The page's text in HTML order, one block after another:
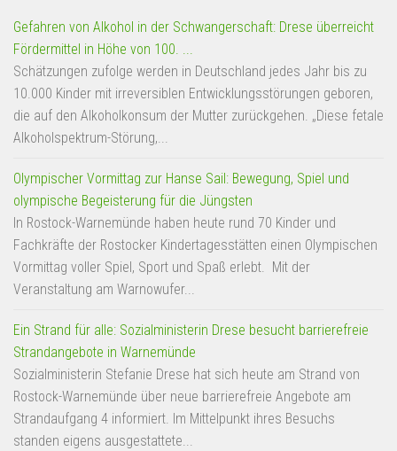
Gefahren von Alkohol in der Schwangerschaft: Drese überreicht
Fördermittel in Höhe von 100. ...
Schätzungen zufolge werden in Deutschland jedes Jahr bis zu
10.000 Kinder mit irreversiblen Entwicklungsstörungen geboren,
die auf den Alkoholkonsum der Mutter zurückgehen. „Diese fetale
Alkoholspektrum-Störung,...
Olympischer Vormittag zur Hanse Sail: Bewegung, Spiel und
olympische Begeisterung für die Jüngsten
In Rostock-Warnemünde haben heute rund 70 Kinder und
Fachkräfte der Rostocker Kindertagesstätten einen Olympischen
Vormittag voller Spiel, Sport und Spaß erlebt. Mit der
Veranstaltung am Warnowufer...
Ein Strand für alle: Sozialministerin Drese besucht barrierefreie
Strandangebote in Warnemünde
Sozialministerin Stefanie Drese hat sich heute am Strand von
Rostock-Warnemünde über neue barrierefreie Angebote am
Strandaufgang 4 informiert. Im Mittelpunkt ihres Besuchs
standen eigens ausgestattete...